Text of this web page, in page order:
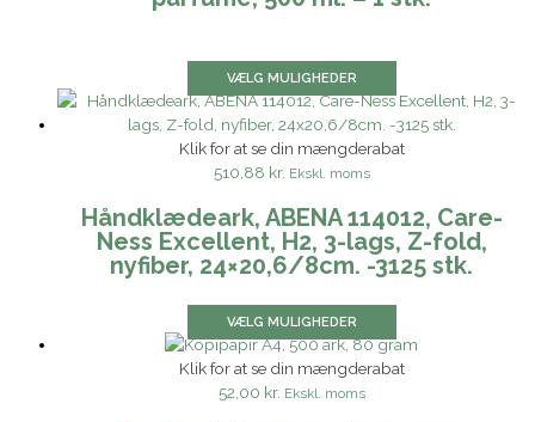
VÆLG MULIGHEDER
Klik for at se din mængderabat
510,88 kr. Ekskl. moms
Håndklædeark, ABENA 114012, Care-
Ness Excellent, H2, 3-lags, Z-fold,
nyfiber, 24×20,6/8cm. -3125 stk.
VÆLG MULIGHEDER
Klik for at se din mængderabat
52,00 kr. Ekskl. moms